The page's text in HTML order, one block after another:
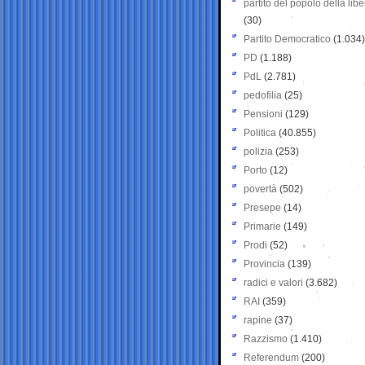
partito del popolo della
(30)
Partito Democratico (1.034)
PD (1.188)
PdL (2.781)
pedofilia (25)
Pensioni (129)
Politica (40.855)
polizia (253)
Porto (12)
povertà (502)
Presepe (14)
Primarie (149)
Prodi (52)
Provincia (139)
radici e valori (3.682)
RAI (359)
rapine (37)
Razzismo (1.410)
Referendum (200)